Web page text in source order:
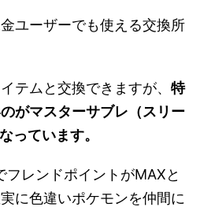
ユーザーでも使える交換所
テムと交換できますが、 特
がマスターサブレ（スリー
っています。
フレンドポイントがMAXと
に色違いポケモンを仲間に